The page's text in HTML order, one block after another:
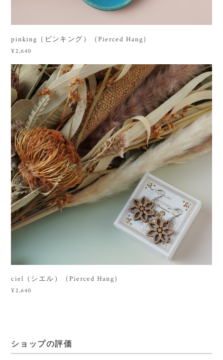
pinking（ピンキング）（Pierced Hang）
¥2,640
ciel（シエル）（Pierced Hang）
¥2,640
ショップの評価